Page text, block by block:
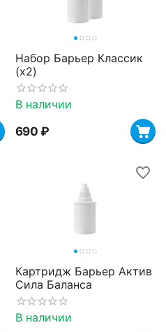
Набор Барьер Классик
(х2)
В наличии
‍690‍ ₽
Картридж Барьер Актив
Сила Баланса
В наличии